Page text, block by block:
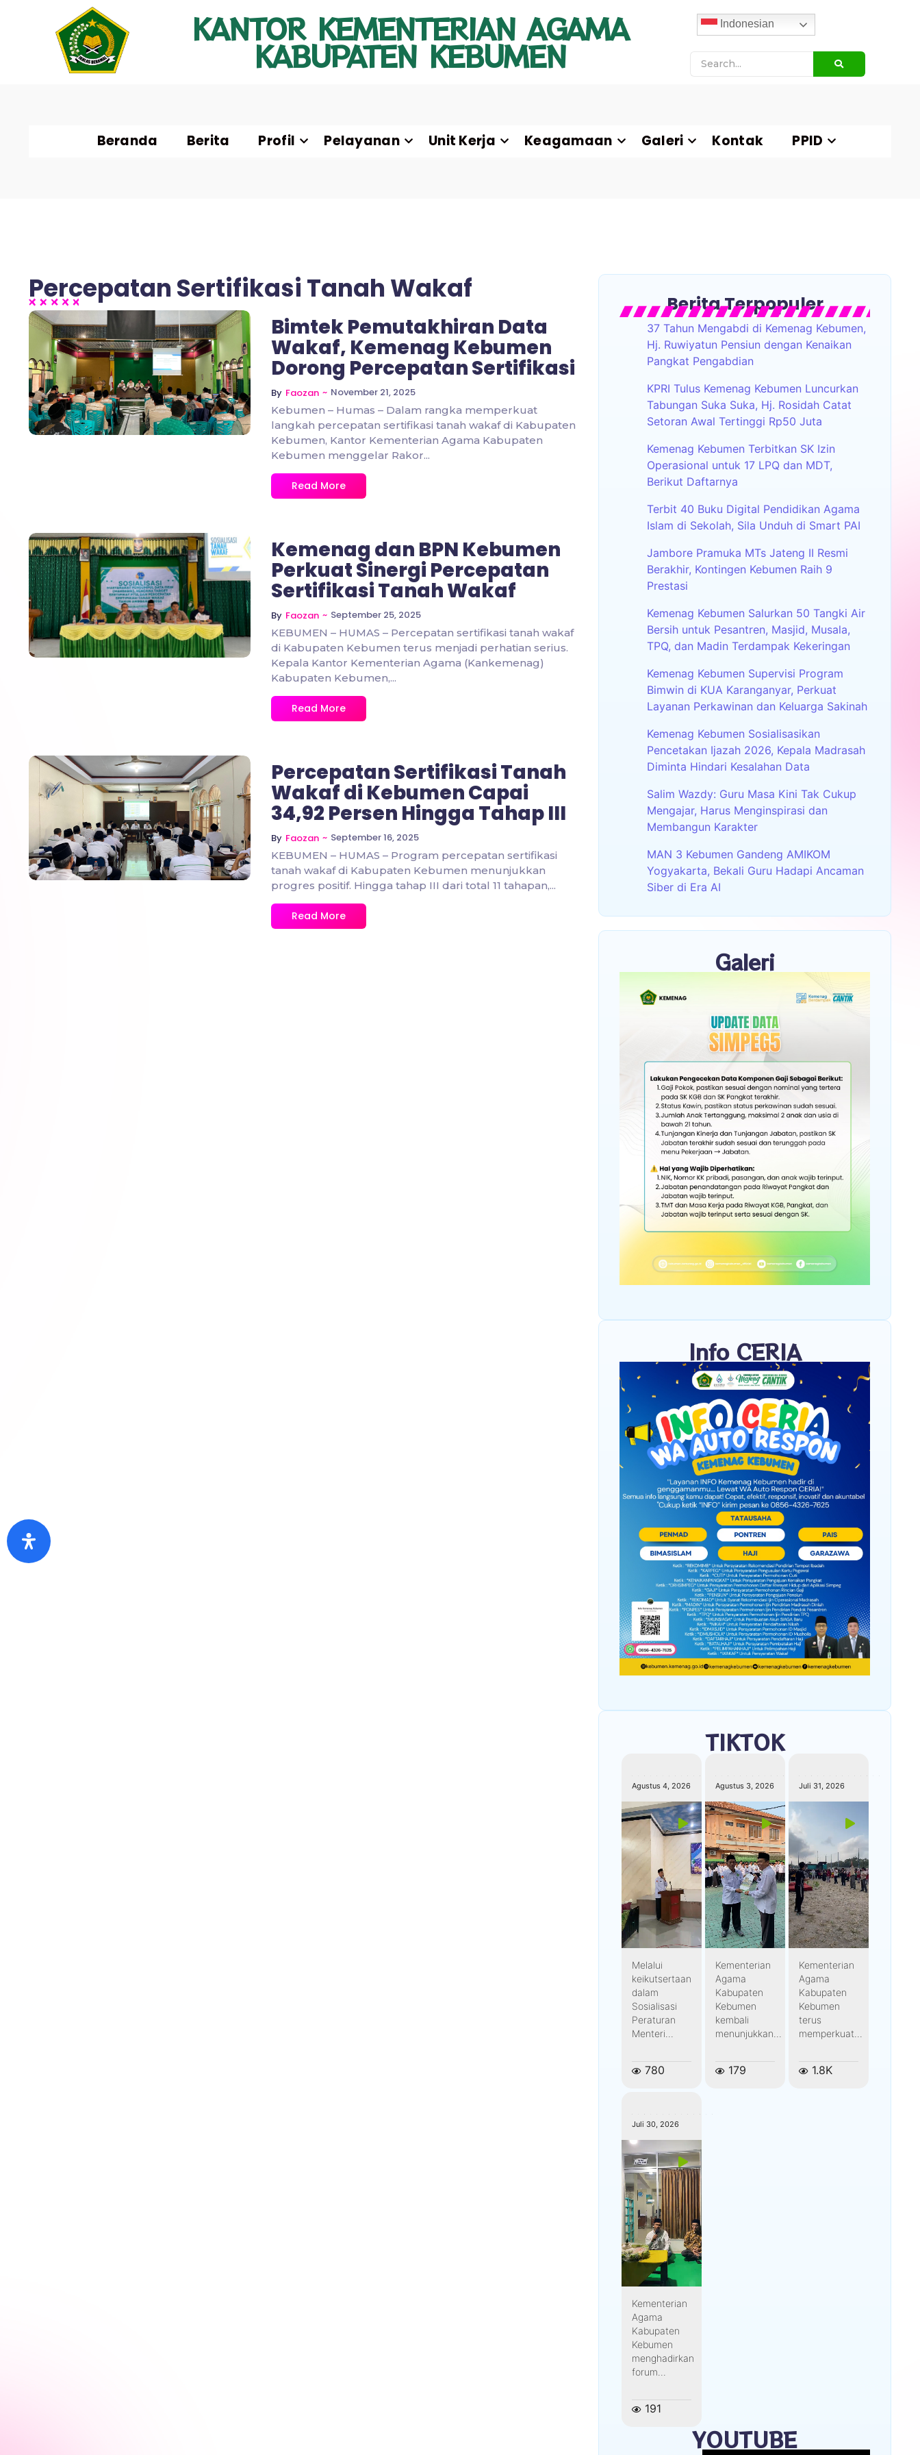
KANTOR KEMENTERIAN AGAMA
KABUPATEN KEBUMEN
Indonesian
Beranda Berita Profil Pelayanan Unit Kerja Keagamaan Galeri Kontak PPID
Percepatan Sertifikasi Tanah Wakaf
No Comments
Bimtek Pemutakhiran Data
Wakaf, Kemenag Kebumen
Dorong Percepatan Sertifikasi
By Faozan ~ November 21, 2025
Kebumen – Humas – Dalam rangka memperkuat
langkah percepatan sertifikasi tanah wakaf di Kabupaten
Kebumen, Kantor Kementerian Agama Kabupaten
Kebumen menggelar Rakor...
Read More
No Comments
Kemenag dan BPN Kebumen
Perkuat Sinergi Percepatan
Sertifikasi Tanah Wakaf
By Faozan ~ September 25, 2025
KEBUMEN – HUMAS – Percepatan sertifikasi tanah wakaf
di Kabupaten Kebumen terus menjadi perhatian serius.
Kepala Kantor Kementerian Agama (Kankemenag)
Kabupaten Kebumen,...
Read More
No Comments
Percepatan Sertifikasi Tanah
Wakaf di Kebumen Capai
34,92 Persen Hingga Tahap III
By Faozan ~ September 16, 2025
KEBUMEN – HUMAS – Program percepatan sertifikasi
tanah wakaf di Kabupaten Kebumen menunjukkan
progres positif. Hingga tahap III dari total 11 tahapan,...
Read More
Berita Terpopuler
37 Tahun Mengabdi di Kemenag Kebumen,
Hj. Ruwiyatun Pensiun dengan Kenaikan
Pangkat Pengabdian
KPRI Tulus Kemenag Kebumen Luncurkan
Tabungan Suka Suka, Hj. Rosidah Catat
Setoran Awal Tertinggi Rp50 Juta
Kemenag Kebumen Terbitkan SK Izin
Operasional untuk 17 LPQ dan MDT,
Berikut Daftarnya
Terbit 40 Buku Digital Pendidikan Agama
Islam di Sekolah, Sila Unduh di Smart PAI
Jambore Pramuka MTs Jateng II Resmi
Berakhir, Kontingen Kebumen Raih 9
Prestasi
Kemenag Kebumen Salurkan 50 Tangki Air
Bersih untuk Pesantren, Masjid, Musala,
TPQ, dan Madin Terdampak Kekeringan
Kemenag Kebumen Supervisi Program
Bimwin di KUA Karanganyar, Perkuat
Layanan Perkawinan dan Keluarga Sakinah
Kemenag Kebumen Sosialisasikan
Pencetakan Ijazah 2026, Kepala Madrasah
Diminta Hindari Kesalahan Data
Salim Wazdy: Guru Masa Kini Tak Cukup
Mengajar, Harus Menginspirasi dan
Membangun Karakter
MAN 3 Kebumen Gandeng AMIKOM
Yogyakarta, Bekali Guru Hadapi Ancaman
Siber di Era AI
Galeri
Info CERIA
TIKTOK
Agustus 4, 2026
Melalui
keikutsertaan
dalam
Sosialisasi
Peraturan
Menteri...
780
Agustus 3, 2026
Kementerian
Agama
Kabupaten
Kebumen
kembali
menunjukkan...
179
Juli 31, 2026
Kementerian
Agama
Kabupaten
Kebumen
terus
memperkuat...
1.8K
Juli 30, 2026
Kementerian
Agama
Kabupaten
Kebumen
menghadirkan
forum...
191
YOUTUBE